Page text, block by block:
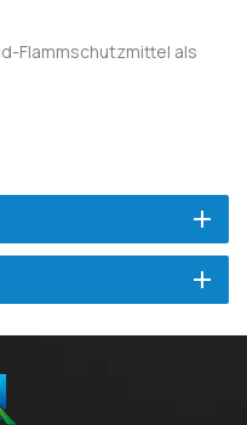
Flammschutzmittel als